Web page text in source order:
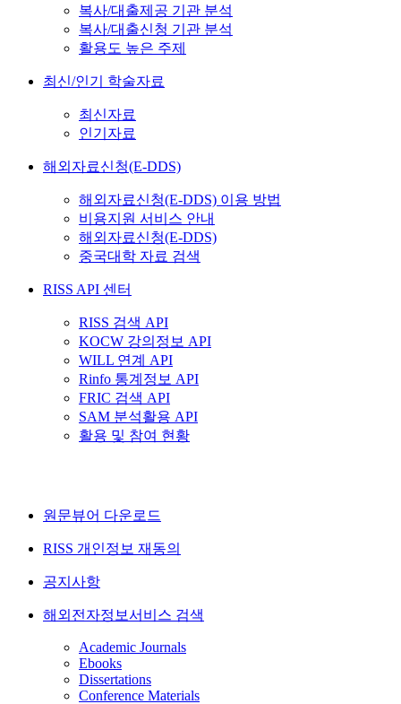
복사/대출제공 기관 분석
복사/대출신청 기관 분석
활용도 높은 주제
최신/인기 학술자료
최신자료
인기자료
해외자료신청(E-DDS)
해외자료신청(E-DDS) 이용 방법
비용지원 서비스 안내
해외자료신청(E-DDS)
중국대학 자료 검색
RISS API 센터
RISS 검색 API
KOCW 강의정보 API
WILL 연계 API
Rinfo 통계정보 API
FRIC 검색 API
SAM 분석활용 API
활용 및 참여 현황
원문뷰어 다운로드
RISS 개인정보 재동의
공지사항
해외전자정보서비스 검색
Academic Journals
Ebooks
Dissertations
Conference Materials